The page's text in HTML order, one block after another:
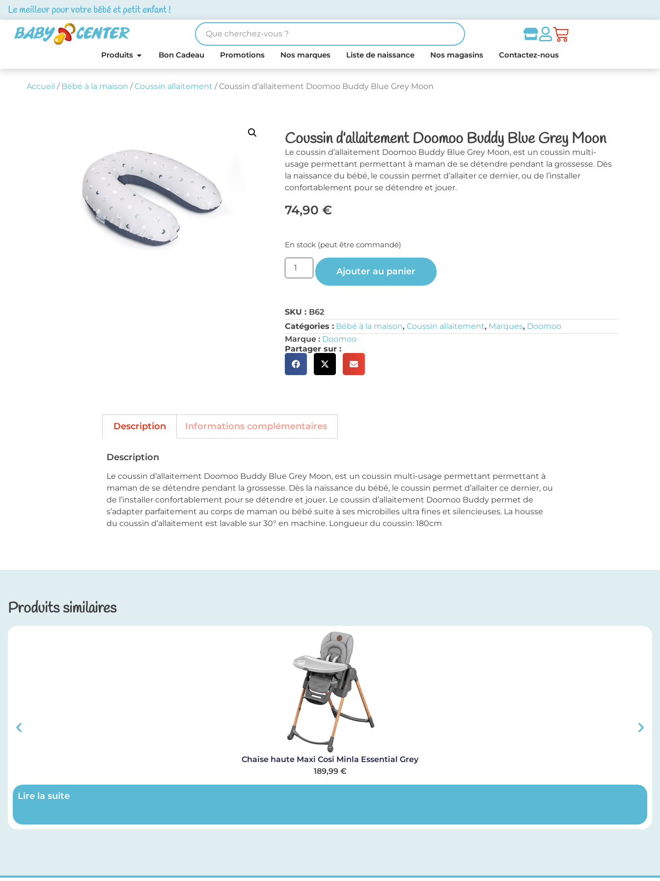
Le meilleur pour votre bébé et petit enfant !
Produits Bon Cadeau Promotions Nos marques Liste de naissance Nos magasins Contactez-nous
Accueil / Bébé à la maison /Coussin allaitement / Coussin d’allaitement Doomoo Buddy Blue Grey Moon
Coussin d’allaitement Doomoo Buddy Blue Grey Moon
Le coussin d’allaitement Doomoo Buddy Blue Grey Moon, est un coussin multi-
usage permettant permettant à maman de se détendre pendant la grossesse. Dès
la naissance du bébé, le coussin permet d’allaiter ce dernier, ou de l’installer
confortablement pour se détendre et jouer.
74,90€
En stock (peut être commandé)
Ajouter au panier
SKU : B62
Catégories : Bébé à la maison,Coussin allaitement, Marques, Doomoo
Marque : Doomoo
Partager sur :
Description Informations complémentaires
Description
Le coussin d’allaitement Doomoo Buddy Blue Grey Moon, est un coussin multi-usage permettant permettant à
maman de se détendre pendant la grossesse. Dès la naissance du bébé, le coussin permet d’allaiter ce dernier, ou
de l’installer confortablement pour se détendre et jouer. Le coussin d’allaitement Doomoo Buddy permet de
s’adapter parfaitement au corps de maman ou bébé suite à ses microbilles ultra fines et silencieuses. La housse
du coussin d’allaitement est lavable sur 30° en machine. Longueur du coussin: 180cm
Produits similaires
Chaise haute Maxi Cosi Minla Essential Grey
189,99 €
Lire la suite